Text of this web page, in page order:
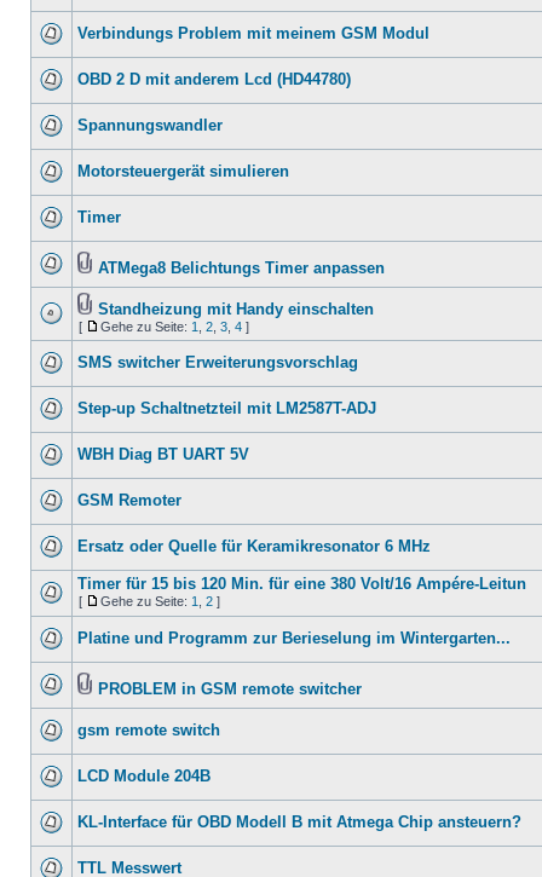
Verbindungs Problem mit meinem GSM Modul
OBD 2 D mit anderem Lcd (HD44780)
Spannungswandler
Motorsteuergerät simulieren
Timer
ATMega8 Belichtungs Timer anpassen
Standheizung mit Handy einschalten
[ Gehe zu Seite: 1 2 3 4 ]
SMS switcher Erweiterungsvorschlag
Step-up Schaltnetzteil mit LM2587T-ADJ
WBH Diag BT UART 5V
GSM Remoter
Ersatz oder Quelle für Keramikresonator 6 MHz
Timer für 15 bis 120 Min. für eine 380 Volt/16 Ampére-Leitun
[ Gehe zu Seite: 1 2 ]
Platine und Programm zur Berieselung im Wintergarten...
PROBLEM in GSM remote switcher
gsm remote switch
LCD Module 204B
KL-Interface für OBD Modell B mit Atmega Chip ansteuern?
TTL Messwert